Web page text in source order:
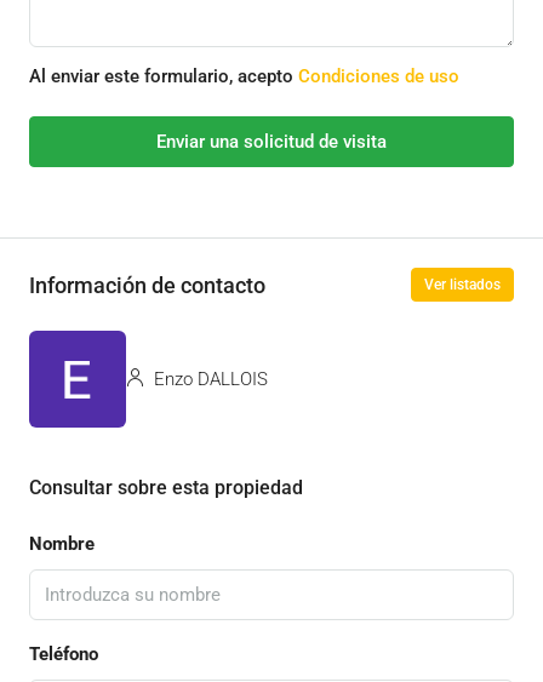
Al enviar este formulario, acepto Condiciones de uso
Enviar una solicitud de visita
Información de contacto Ver listados
Enzo DALLOIS
Consultar sobre esta propiedad
Nombre
Teléfono